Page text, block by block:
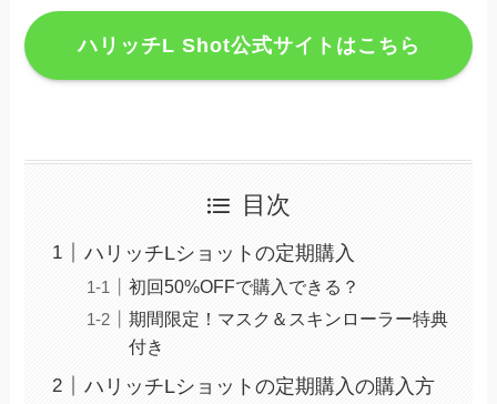
ハリッチL Shot公式サイトはこちら
目次
ハリッチLショットの定期購入
初回50%OFFで購入できる？
期間限定！マスク＆スキンローラー特典
付き
ハリッチLショットの定期購入の購入方